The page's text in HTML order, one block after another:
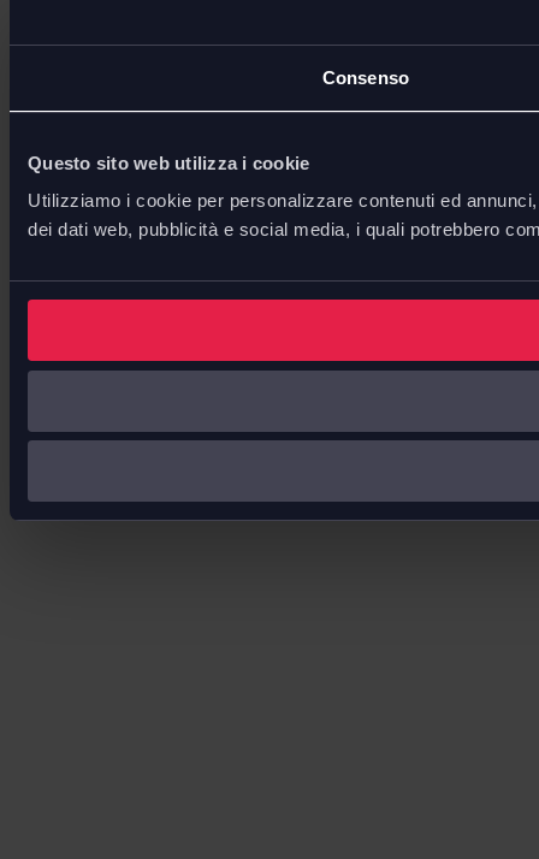
Consenso
Questo sito web utilizza i cookie
Utilizziamo i cookie per personalizzare contenuti ed
dei dati web, pubblicità e social media, i quali potrebbero